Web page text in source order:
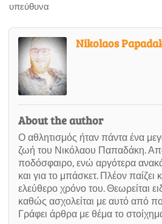
υπεύθυνα
Nikolaos
About the author
Ο αθλητισμός ήταν πάντα ένα
ζωή του Νικόλαου Παπαδάκη.
ποδόσφαιρο, ενώ αργότερα
και για το μπάσκετ. Πλέον παίζει
ελεύθερο χρόνο του. Θεωρείται
καθώς ασχολείται με αυτό από
Γράφει άρθρα με θέμα το